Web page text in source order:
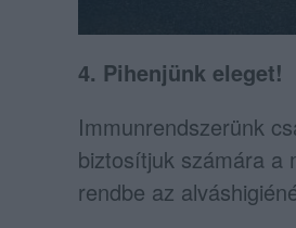
4. Pihenjünk eleget!
Immunrendszerünk
biztosítjuk számára a
rendbe az